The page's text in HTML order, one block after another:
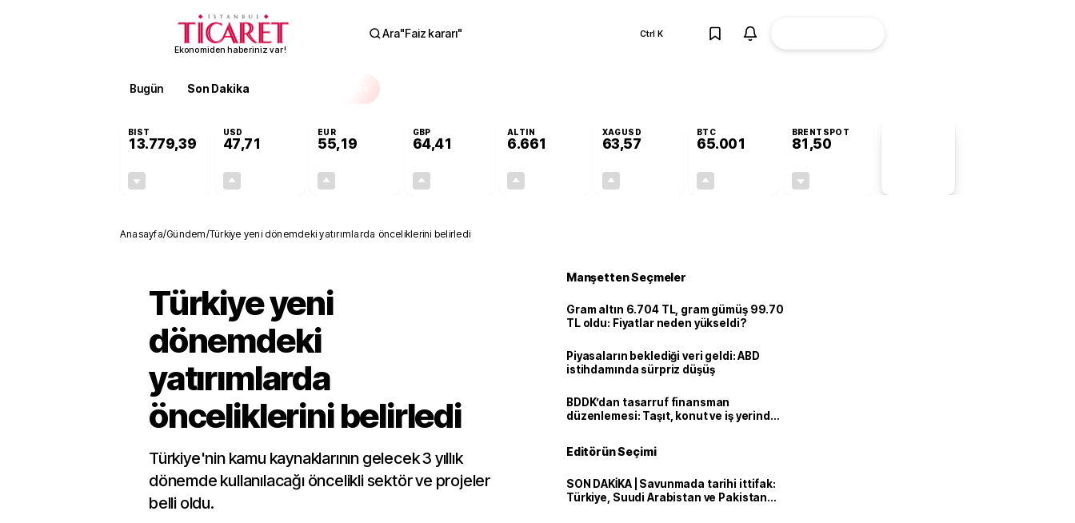
Ekonomiden haberiniz var!
Ara"Faiz kararı" Ctrl K
Bugün Son Dakika
BIST
13.779,39
USD
47,71
EUR
55,19
GBP
64,41
ALTIN
6.661
XAGUSD
63,57
BTC
65.001
BRENTSPOT
81,50
Anasayfa/Gündem/Türkiye yeni dönemdeki yatırımlarda önceliklerini belirledi
Türkiye yeni
dönemdeki
yatırımlarda
önceliklerini belirledi
Türkiye'nin kamu kaynaklarının gelecek 3 yıllık
dönemde kullanılacağı öncelikli sektör ve projeler
belli oldu.
Manşetten Seçmeler
Gram altın 6.704 TL, gram gümüş 99.70
TL oldu: Fiyatlar neden yükseldi?
Piyasaların beklediği veri geldi: ABD
istihdamında sürpriz düşüş
BDDK’dan tasarruf finansman
düzenlemesi: Taşıt, konut ve iş yerinde
Editörün Seçimi
SON DAKİKA | Savunmada tarihi ittifak:
Türkiye, Suudi Arabistan ve Pakistan